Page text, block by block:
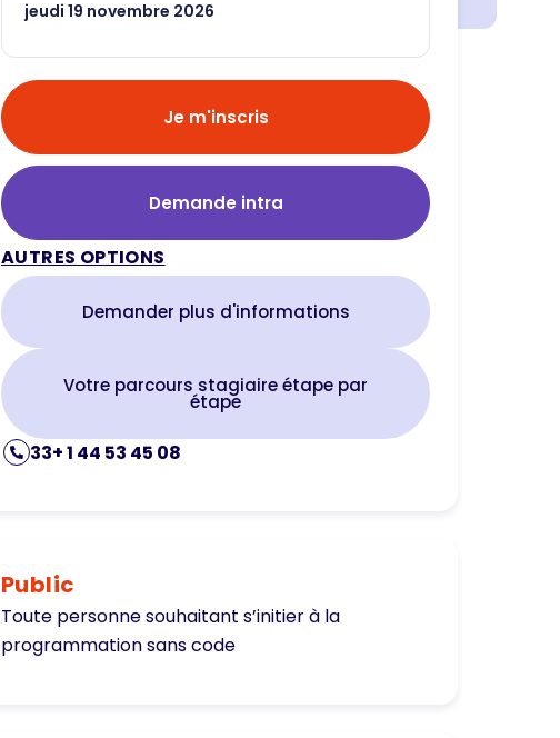
jeudi 19 novembre 2026
Je m'inscris
Demande intra
AUTRES OPTIONS
Demander plus d'informations
Votre parcours stagiaire étape par
étape
33+ 1 44 53 45 08
Public
Toute personne souhaitant s’initier à la
programmation sans code